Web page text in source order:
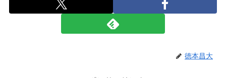
徳本昌大